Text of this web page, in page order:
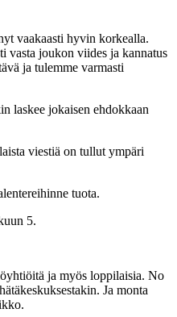
vaakaasti hyvin korkealla.
vasta joukon viides ja kannatus
ja tulemme varmasti
laskee jokaisen ehdokkaan
viestiä on tullut ympäri
tuota.
5.
ja myös loppilaisia. No
Ja monta